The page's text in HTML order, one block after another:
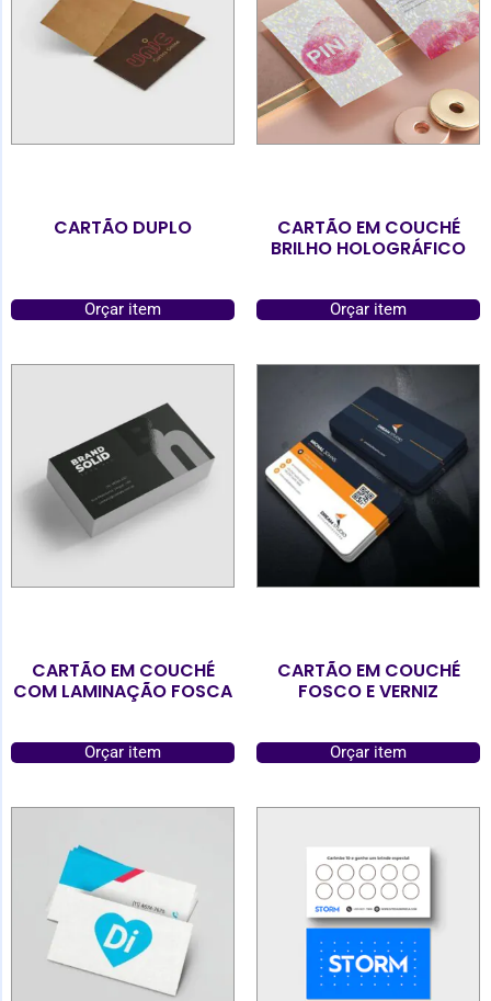
CARTÃO DUPLO
Orçar item
CARTÃO EM COUCHÉ
BRILHO HOLOGRÁFICO
Orçar item
CARTÃO EM COUCHÉ
COM LAMINAÇÃO FOSCA
Orçar item
CARTÃO EM COUCHÉ
FOSCO E VERNIZ
Orçar item